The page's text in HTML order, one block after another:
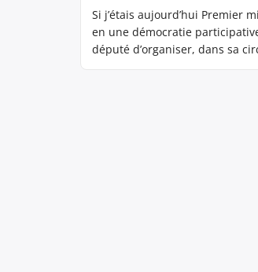
Si j’étais aujourd’hui Premier
en une démocratie
député d’organiser, dans sa